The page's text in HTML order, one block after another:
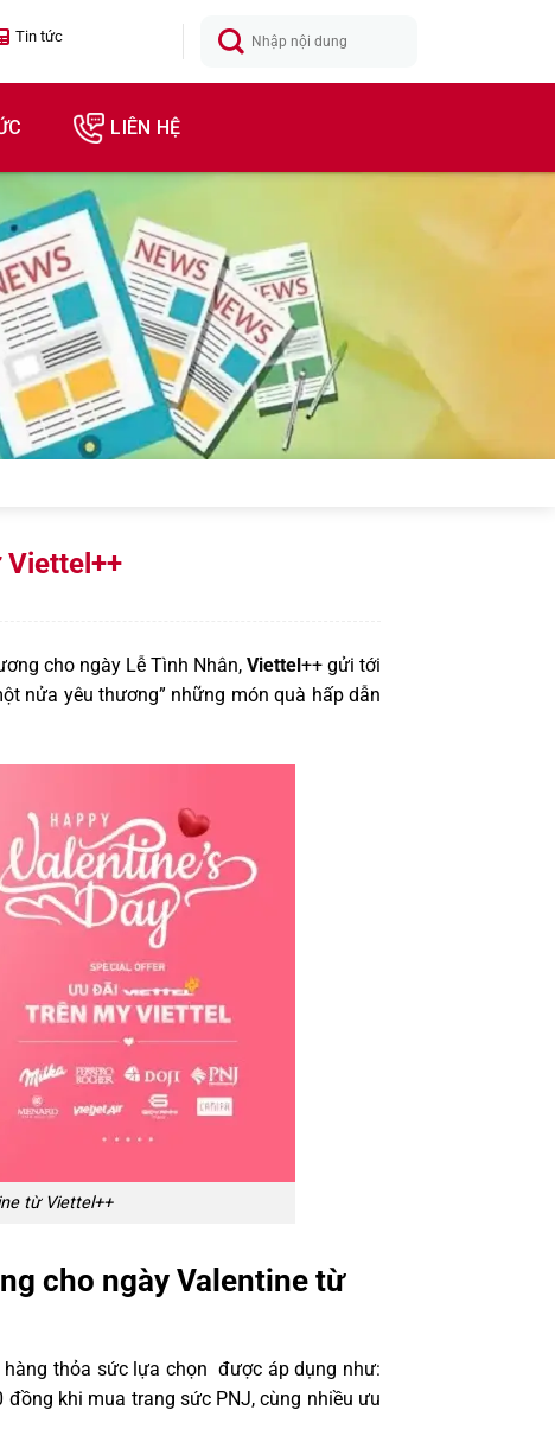
Tin tức
LIÊN HỆ
Viettel++
cho ngày Lễ Tình Nhân, Viettel ++ gửi tới
nửa yêu thương” những món quà hấp dẫn
từ Viettel++
cho ngày Valentine từ
thỏa sức lựa chọn được áp dụng như:
đồng khi mua trang sức PNJ, cùng nhiều ưu